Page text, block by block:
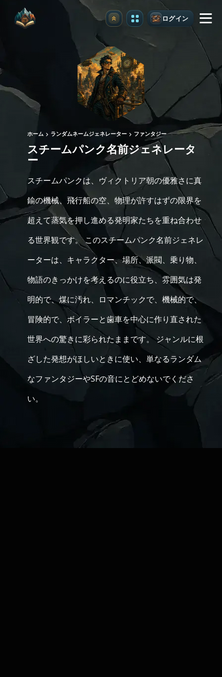
アップグレード ログイン
ホーム ランダムネームジェネレーター ファンタジー
スチームパンク名前ジェネレータ
ー
スチームパンクは、ヴィクトリア朝の優雅さに真
鍮の機械、飛行船の空、物理が許すはずの限界を
超えて蒸気を押し進める発明家たちを重ね合わせ
る世界観です。 このスチームパンク名前ジェネレ
ーターは、キャラクター、場所、派閥、乗り物、
物語のきっかけを考えるのに役立ち、雰囲気は発
明的で、煤に汚れ、ロマンチックで、機械的で、
冒険的で、ボイラーと歯車を中心に作り直された
世界への驚きに彩られたままです。 ジャンルに根
ざした発想がほしいときに使い、単なるランダム
なファンタジーやSFの音にとどめないでくださ
い。